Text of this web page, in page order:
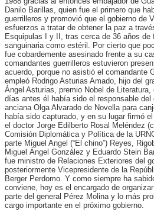
Danilo Barillas, quien fue el primero que
guerrilleros y promovió que el gobierno de
esfuerzos a tratar de obtener la paz a
Esquipulas I y II, tras cerca de 36 años de
sanguinaria como estéril. Por cierto que
fue cobardemente asesinado frente a su
comandantes guerrilleros estuvieron
acuerdo, porque no asistió el comandante
empleó Rodrigo Asturias Amado, hijo del
Ángel Asturias, premio Nobel de
días antes él había sido el responsable del
anciana Olga Alvarado de Novella para
había sido capturado, y en su lugar firmó
el doctor Jorge Edilberto Rosal Meléndez
Comisión Diplomática y Política de la
parte Miguel Angel (“El chino”) Reyes,
Miguel Ángel González y Eduardo Stein
fue ministro de Relaciones Exteriores del
posteriormente Vicepresidente de la
Berger Perdomo. Y como siempre ha
conviene, hoy es el encargado de
parte del general Pérez Molina y lo más
cargo importante en el próximo gobierno.